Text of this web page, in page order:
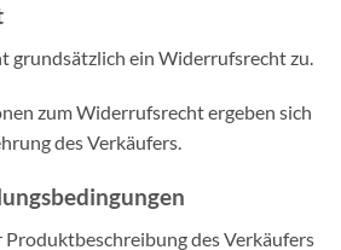
grundsätzlich ein Widerrufsrecht zu.
zum Widerrufsrecht ergeben sich
des Verkäufers.
Produktbeschreibung des Verkäufers